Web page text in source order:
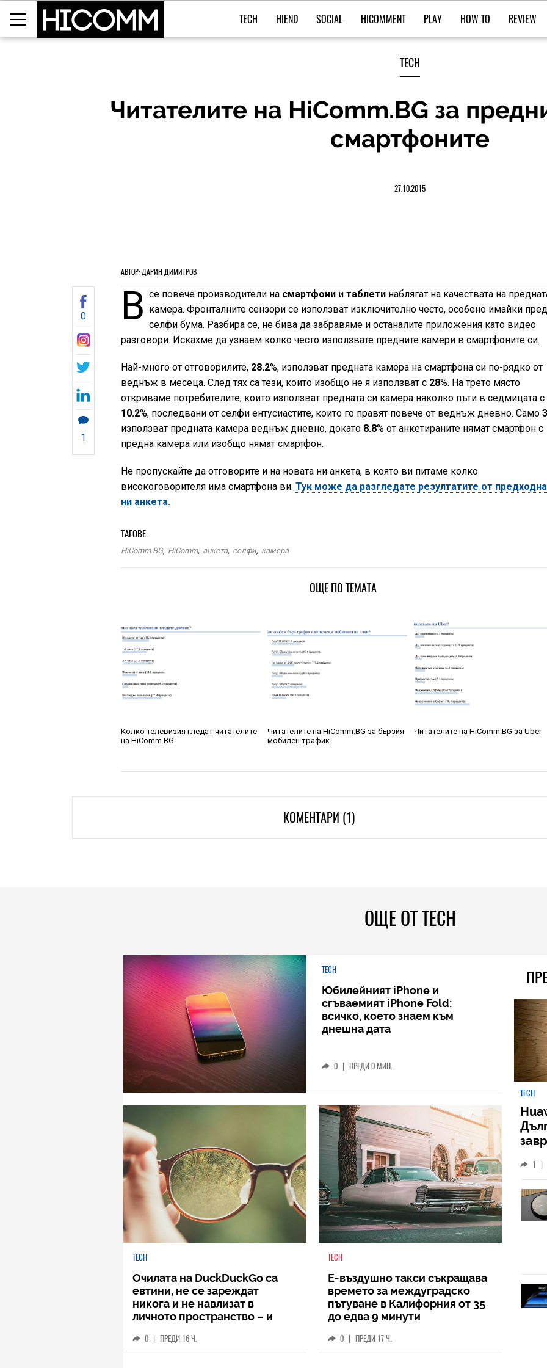
TECH HIEND SOCIAL HICOMMENT PLAY HOW TO REVIEW
TECH
Читателите на HiComm.BG за
смартфоните
27.10.2015
АВТОР: ДАРИН ДИМИТРОВ
0
1
В се повече производители на смартфонии таблетинаблягат на качествата на
камера. Фронталните сензори се използват изключително често, особено имайки
селфи бума. Разбира се, не бива да забравяме и останалите приложения като видео
разговори. Искахме да узнаем колко често използвате предните камери в смартфоните си.
Най-много от отговорилите, 28.2%, използват предната камера на смартфона си по-рядко от
веднъж в месеца. След тях са тези, които изобщо не я използват с 28%. На трето място
откриваме потребителите, които използват предната си камера няколко пъти в седмицата с
10.2%, последвани от селфи ентусиастите, които го правят повече от веднъж дневно. Само
използват предната камера веднъж дневно, докато 8.8% от анкетираните нямат смартфон с
предна камера или изобщо нямат смартфон.
Не пропускайте да отговорите и на новата ни анкета, в която ви питаме колко
високоговорителя има смартфона ви.Тук може да разгледате резултатите от
ни анкета.
ТАГОВЕ:
HiComm.BG, HiComm, анкета, селфи, камера
ОЩЕ ПО ТЕМАТА
Колко телевизия гледат читателите
на HiComm.BG
Читателите на HiComm.BG за бързия
мобилен трафик
Читателите на HiComm.BG за Uber
КОМЕНТАРИ (1)
ОЩЕ ОТ TECH
TECH
Юбилейният iPhone и
сгъваемият iPhone Fold:
всичко, което знаем към
днешна дата
0 | ПРЕДИ 0 МИН.
TECH
Очилата на DuckDuckGo са
евтини, не се зареждат
никога и не навлизат в
личното пространство – и
0 | ПРЕДИ 16 Ч.
TECH
Е-въздушно такси съкращава
времето за междуградско
пътуване в Калифорния от 35
до едва 9 минути
0 | ПРЕДИ 17 Ч.
TECH
1 |